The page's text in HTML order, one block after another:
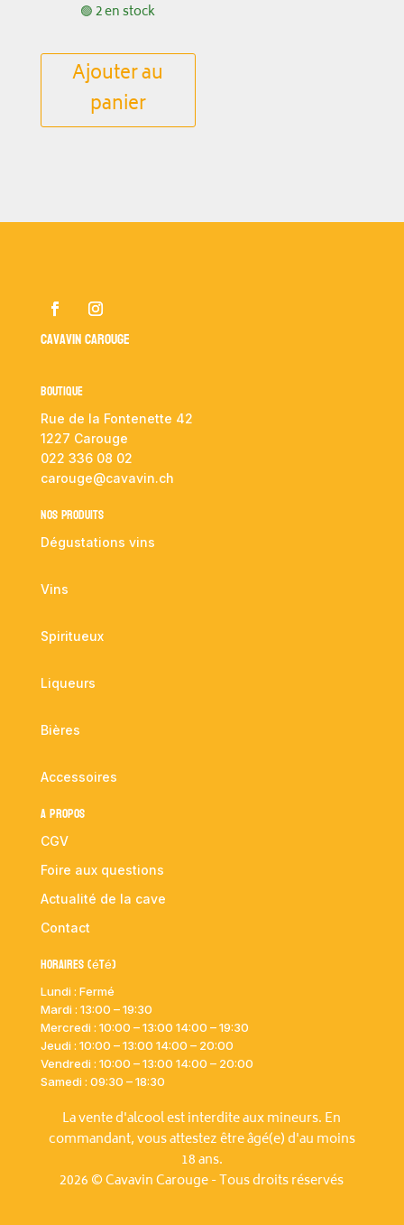
🟢 2 en stock
Ajouter au
panier
Cavavin Carouge
Boutique
Rue de la Fontenette 42
1227 Carouge
022 336 08 02
carouge@cavavin.ch
NOS PRODUITS
Dégustations vins
Vins
Spiritueux
Liqueurs
Bières
Accessoires
A propos
CGV
Foire aux questions
Actualité de la cave
Contact
Horaires (été)
Lundi : Fermé
Mardi : 13:00 – 19:30
Mercredi : 10:00 – 13:00 14:00 – 19:30
Jeudi : 10:00 – 13:00 14:00 – 20:00
Vendredi : 10:00 – 13:00 14:00 – 20:00
Samedi : 09:30 – 18:30
La vente d'alcool est interdite aux mineurs. En
commandant, vous attestez être âgé(e) d'au moins
18 ans.
2026 © Cavavin Carouge - Tous droits réservés